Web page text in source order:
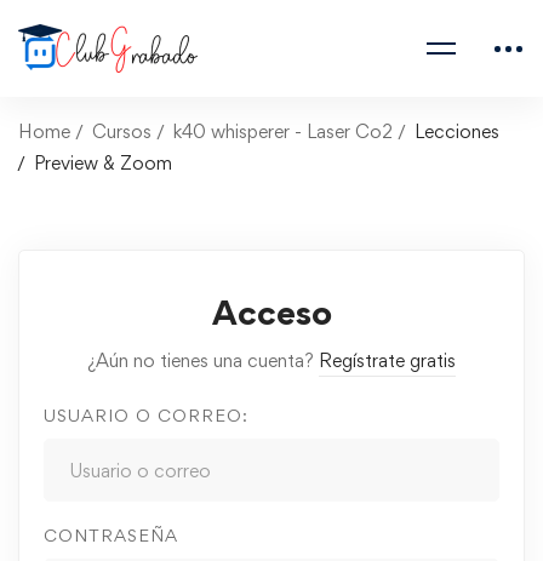
Home Cursos k40 whisperer - Laser Co2
Lecciones
Preview & Zoom
Acceso
¿Aún no tienes una cuenta? Regístrate gratis
USUARIO O CORREO:
CONTRASEÑA